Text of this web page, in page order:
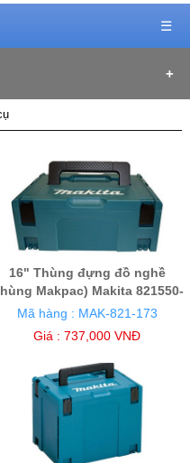
☰
- 2
16" Thùng đựng đồ nghề
Makpac) Makita 821550-
0
Mã hàng : MAK-821-173
Giá : 737,000 VNĐ